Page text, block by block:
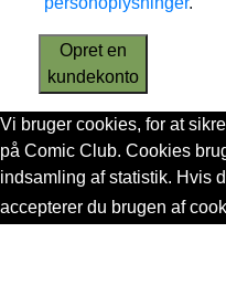
Opret en
kundekonto
Vi bruger cookies, for at
på Comic Club. Cookies
indsamling af statistik. Hvis
accepterer du brugen af